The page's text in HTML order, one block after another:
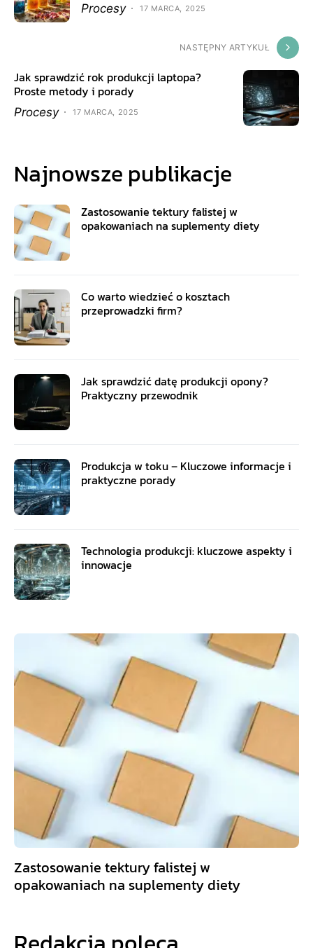
Procesy 17 MARCA, 2025
NASTĘPNY ARTYKUŁ
Jak sprawdzić rok produkcji laptopa?
Proste metody i porady
Procesy 17 MARCA, 2025
Najnowsze publikacje
Zastosowanie tektury falistej w
opakowaniach na suplementy diety
Co warto wiedzieć o kosztach
przeprowadzki firm?
Jak sprawdzić datę produkcji opony?
Praktyczny przewodnik
Produkcja w toku – Kluczowe informacje i
praktyczne porady
Technologia produkcji: kluczowe aspekty i
innowacje
Zastosowanie tektury falistej w
opakowaniach na suplementy diety